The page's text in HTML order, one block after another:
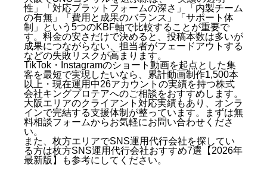
性」「対応プラットフォームの深さ」「内製チーム
の有無」「費用と成果のバランス」「サポート体
制」という5つのKBF軸で比較することが重要で
す。料金の安さだけで決めると、投稿本数は多いが
成果につながらない、担当者がフェードアウトする
などの失敗リスクが高まります。
TikTok・Instagramのショート動画を起点とした集
客を最短で実現したいなら、累計動画制作1,500本
以上・現在運用中26アカウントの実績を持つ株式
会社キングプロテアへのご相談をおすすめします。
大阪エリアのクライアント対応実績もあり、オンラ
インで完結する支援体制が整っています。まずは無
料相談フォームからお気軽にお問い合わせくださ
い。
また、枚方エリアでSNS運用代行会社を探してい
る方は枚方SNS運用代行会社おすすめ7選【2026年
最新版】
も参考にしてください。